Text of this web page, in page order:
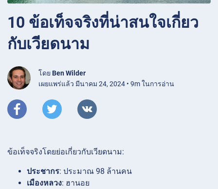
10 ข้อเท็จจริงที่น่าสนใจเกี่ยว
กับเวียดนาม
โดย Ben Wilder
เผยแพร่แล้ว มีนาคม 24, 2024 • 9m ในการอ่าน
ข้อเท็จจริงโดยย่อเกี่ยวกับเวียดนาม:
ประชากร: ประมาณ 98 ล้านคน
เมืองหลวง: ฮานอย